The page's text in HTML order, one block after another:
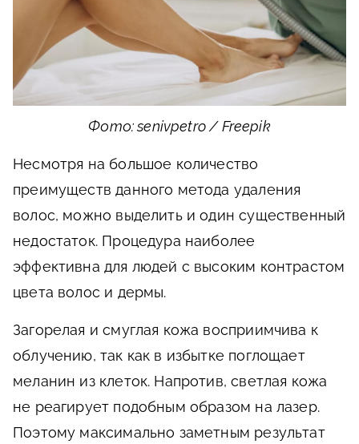
Фото: senivpetro / Freepik
Несмотря на большое количество
преимуществ данного метода удаления
волос, можно выделить и один существенный
недостаток. Процедура наиболее
эффективна для людей с высоким контрастом
цвета волос и дермы.
Загорелая и смуглая кожа восприимчива к
облучению, так как в избытке поглощает
меланин из клеток. Напротив, светлая кожа
не реагирует подобным образом на лазер.
Поэтому максимально заметным результат